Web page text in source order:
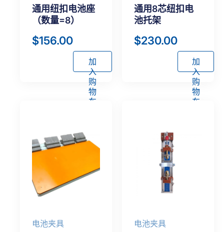
通用纽扣电池座
（数量=8）
$156.00
加
入
购
物
车
通用8芯纽扣电
池托架
$230.00
加
入
购
物
车
电池夹具 电池夹具